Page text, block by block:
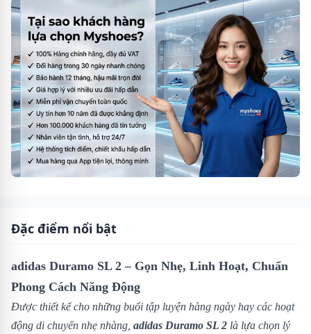
Đặc điểm nổi bật
adidas Duramo SL 2 – Gọn Nhẹ, Linh Hoạt, Chuẩn
Phong Cách Năng Động
Được thiết kế cho những buổi tập luyện hàng ngày hay các hoạt
động di chuyển nhẹ nhàng, adidas Duramo SL 2 là lựa chọn lý